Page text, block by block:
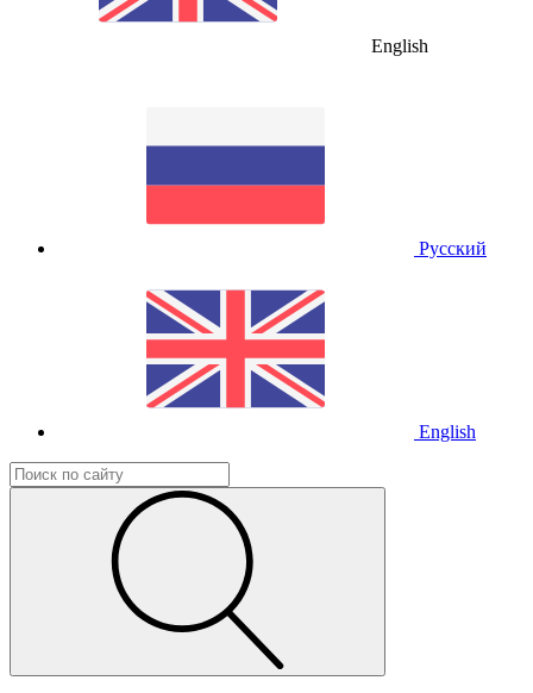
English
Русский
English